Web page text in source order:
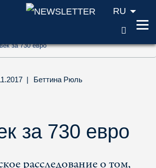
содержанию (ключ доступа
поиску (ключ доступа '2')
(ключ доступа '3')
RU
за 730 евро
| Беттина Рюль
за 730 евро
расследование о том,